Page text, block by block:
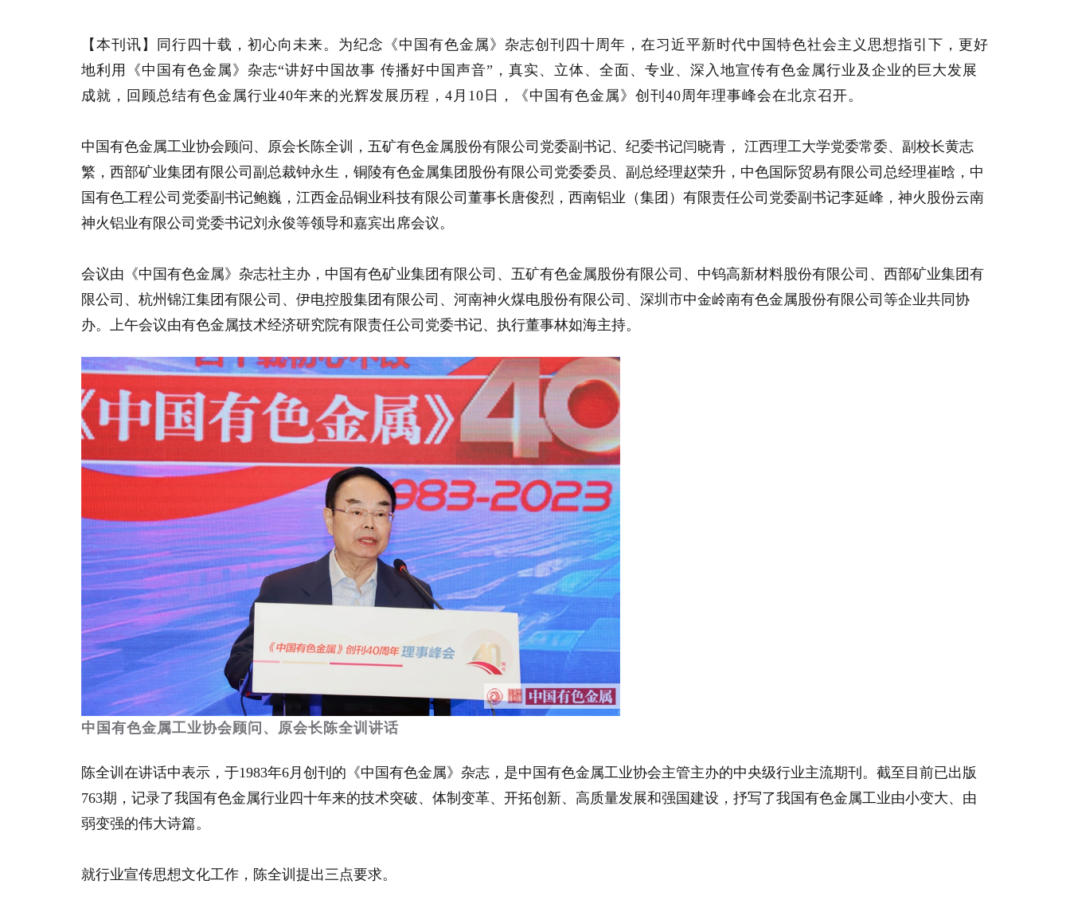
【本刊讯】同行四十载，初心向未来。为纪念《中国有色金属》杂志创刊四十周年，在习近平新时代中国特色社会主义思想指引下，更好
地利用《中国有色金属》杂志“讲好中国故事 传播好中国声音”，真实、立体、全面、专业、深入地宣传有色金属行业及企业的巨大发展
成就，回顾总结有色金属行业40年来的光辉发展历程，4月10日，《中国有色金属》创刊40周年理事峰会在北京召开。
中国有色金属工业协会顾问、原会长陈全训，五矿有色金属股份有限公司党委副书记、纪委书记闫晓青， 江西理工大学党委常委、副校长黄志
繁，西部矿业集团有限公司副总裁钟永生，铜陵有色金属集团股份有限公司党委委员、副总经理赵荣升，中色国际贸易有限公司总经理崔晗，中
国有色工程公司党委副书记鲍巍，江西金品铜业科技有限公司董事长唐俊烈，西南铝业（集团）有限责任公司党委副书记李延峰，神火股份云南
神火铝业有限公司党委书记刘永俊等领导和嘉宾出席会议。
会议由《中国有色金属》杂志社主办，中国有色矿业集团有限公司、五矿有色金属股份有限公司、中钨高新材料股份有限公司、西部矿业集团有
限公司、杭州锦江集团有限公司、伊电控股集团有限公司、河南神火煤电股份有限公司、深圳市中金岭南有色金属股份有限公司等企业共同协
办。上午会议由有色金属技术经济研究院有限责任公司党委书记、执行董事林如海主持。
中国有色金属工业协会顾问、原会长陈全训讲话
陈全训在讲话中表示，于1983年6月创刊的《中国有色金属》杂志，是中国有色金属工业协会主管主办的中央级行业主流期刊。截至目前已出版
763期，记录了我国有色金属行业四十年来的技术突破、体制变革、开拓创新、高质量发展和强国建设，抒写了我国有色金属工业由小变大、由
弱变强的伟大诗篇。
就行业宣传思想文化工作，陈全训提出三点要求。